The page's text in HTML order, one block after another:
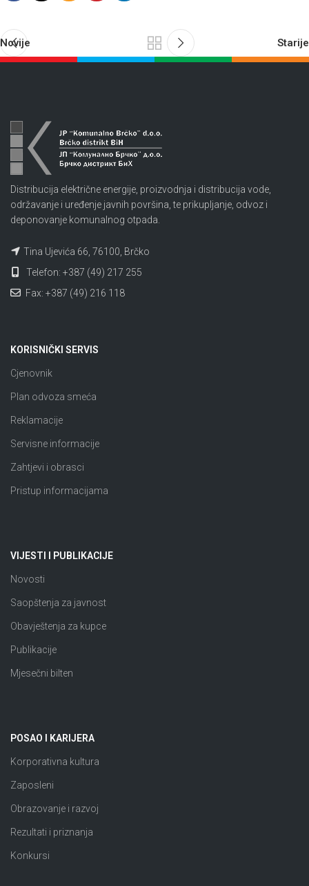
Novije Starije
Distribucija električne energije, proizvodnja i distribucija vode,
održavanje i uređenje javnih površina, te prikupljanje, odvoz i
deponovanje komunalnog otpada.
Tina Ujevića 66, 76100, Brčko
Telefon: +387 (49) 217 255
Fax: +387 (49) 216 118
KORISNIČKI SERVIS
Cjenovnik
Plan odvoza smeća
Reklamacije
Servisne informacije
Zahtjevi i obrasci
Pristup informacijama
VIJESTI I PUBLIKACIJE
Novosti
Saopštenja za javnost
Obavještenja za kupce
Publikacije
Mjesečni bilten
POSAO I KARIJERA
Korporativna kultura
Zaposleni
Obrazovanje i razvoj
Rezultati i priznanja
Konkursi